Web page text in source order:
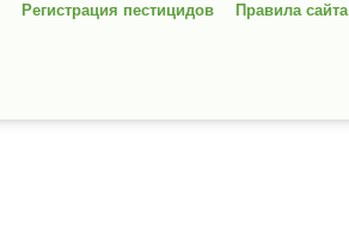
Регистрация пестицидов Правила сайта